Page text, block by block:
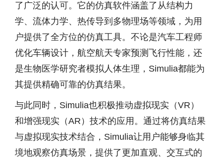
了广泛的认可。它的仿真软件涵盖了从结构力
学、流体力学、热传导到多物理场等领域，为用
户提供了全方位的仿真工具。不论是汽车工程师
优化车辆设计，航空航天专家预测飞行性能，还
是生物医学研究者模拟人体生理，Simulia都能为
其提供精确可靠的仿真结果。
与此同时，Simulia也积极推动虚拟现实（VR）
和增强现实（AR）技术的应用。通过将仿真结果
与虚拟现实技术结合，Simulia让用户能够身临其
境地观察仿真场景，提供了更加直观、交互式的